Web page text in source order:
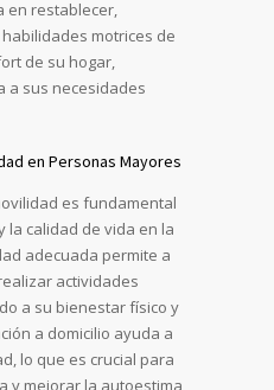
en restablecer,
motrices de
de su hogar,
a sus necesidades
en Personas Mayores
es fundamental
la calidad de vida en la
adecuada permite a
actividades
a su bienestar físico y
a domicilio ayuda a
lo que es crucial para